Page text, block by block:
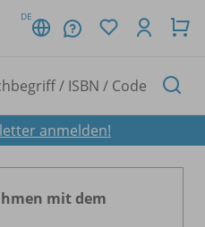
DE
anmelden!
mit dem